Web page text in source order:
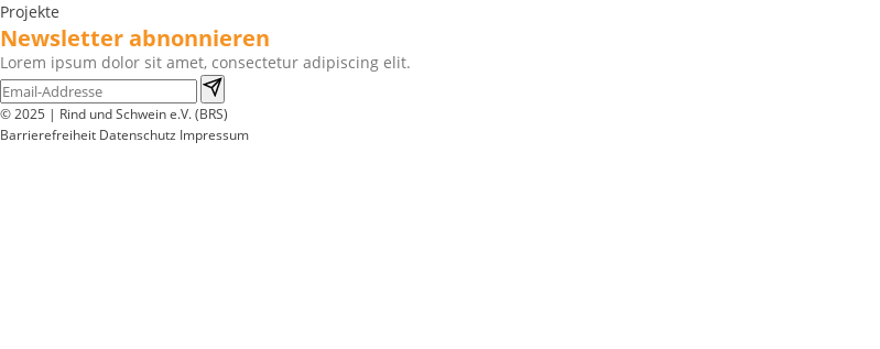
Projekte
Newsletter abnonnieren
Lorem ipsum dolor sit amet, consectetur adipiscing elit.
© 2025 | Rind und Schwein e.V. (BRS)
Barrierefreiheit Datenschutz Impressum